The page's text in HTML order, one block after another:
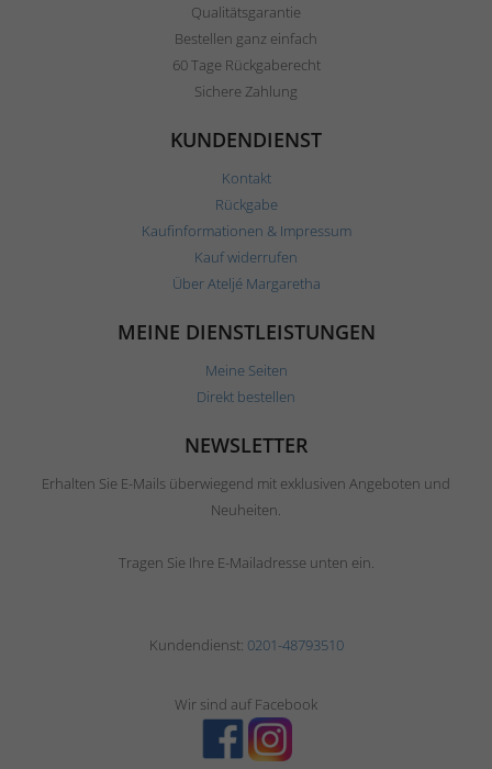
Qualitätsgarantie
Bestellen ganz einfach
60 Tage Rückgaberecht
Sichere Zahlung
KUNDENDIENST
Kontakt
Rückgabe
Kaufinformationen & Impressum
Kauf widerrufen
Über Ateljé Margaretha
MEINE DIENSTLEISTUNGEN
Meine Seiten
Direkt bestellen
NEWSLETTER
Erhalten Sie E-Mails überwiegend mit exklusiven Angeboten und
Neuheiten.
Tragen Sie Ihre E-Mailadresse unten ein.
Kundendienst: 0201-48793510
Wir sind auf Facebook